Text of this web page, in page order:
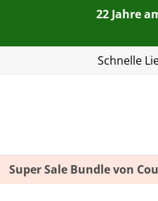
22 Jahre
+49(0)821
Super Sale Bundle von